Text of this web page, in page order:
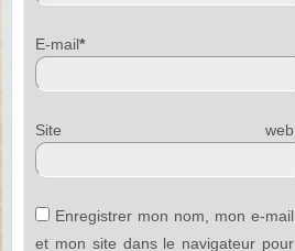
E-mail*
Site web
Enregistrer mon nom, mon e-mail
et mon site dans le navigateur pour